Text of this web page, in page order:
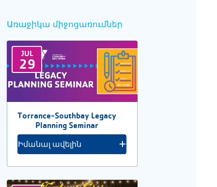
Առաջիկա միջոցառումներ
JUL
29
Torrance-Southbay Legacy
Planning Seminar
Իմանալ ավելին